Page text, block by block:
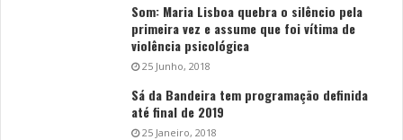
Som: Maria Lisboa quebra o silêncio pela
primeira vez e assume que foi vítima de
violência psicológica
25 Junho, 2018
Sá da Bandeira tem programação definida
até final de 2019
25 Janeiro, 2018